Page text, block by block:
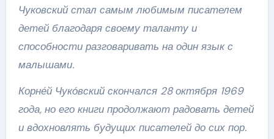
Чуковский стал самым любимым писателем
детей благодаря своему таланту и
способности разговаривать на один язык с
малышами.
Корне́й Чуко́вский скончался 28 октября 1969
года, но его книги продолжают радовать детей
и вдохновлять будущих писателей до сих пор.